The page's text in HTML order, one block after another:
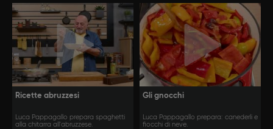
Ricette abruzzesi
Luca Pappagallo prepara spaghetti
alla chitarra all'abruzzese.
Gli gnocchi
Luca Pappagallo prepara: canederli e
fiocchi di neve.